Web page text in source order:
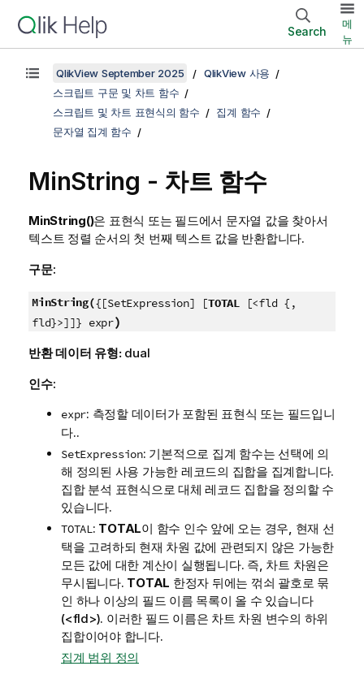
Search
메
뉴
QlikView September 2025
QlikView 사용
스크립트 구문 및 차트 함수
스크립트 및 차트 표현식의 함수
집계 함수
문자열 집계 함수
MinString - 차트 함수
MinString()은 표현식 또는 필드에서 문자열 값을 찾아서
텍스트 정렬 순서의 첫 번째 텍스트 값을 반환합니다.
구문:
MinString({[SetExpression] [TOTAL[<fld {,
fld}>]]} expr)
반환 데이터 유형: dual
인수:
expr: 측정할 데이터가 포함된 표현식 또는 필드입니
다..
SetExpression: 기본적으로 집계 함수는 선택에 의
해 정의된 사용 가능한 레코드의 집합을 집계합니다.
집합 분석 표현식으로 대체 레코드 집합을 정의할 수
있습니다.
TOTAL: TOTAL이 함수 인수 앞에 오는 경우, 현재 선
택을 고려하되 현재 차원 값에 관련되지 않은 가능한
모든 값에 대한 계산이 실행됩니다. 즉, 차트 차원은
무시됩니다. TOTAL 한정자 뒤에는 꺾쇠 괄호로 묶
인 하나 이상의 필드 이름 목록이 올 수 있습니다
(<fld>). 이러한 필드 이름은 차트 차원 변수의 하위
집합이어야 합니다.
집계 범위 정의